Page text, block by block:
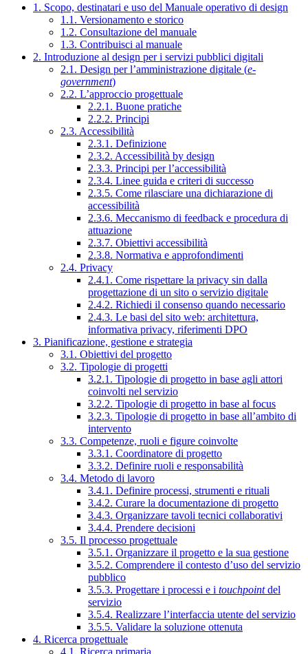
1. Scopo, destinatari e uso del Manuale operativo di design
1.1. Versionamento e storico
1.2. Consultazione del manuale
1.3. Contribuisci al manuale
2. Introduzione al design per i servizi pubblici digitali
2.1. Design per l’amministrazione digitale (e-
government)
2.2. L’approccio progettuale
2.2.1. Buone pratiche
2.2.2. Principi
2.3. Accessibilità
2.3.1. Definizione
2.3.2. Accessibilità by design
2.3.3. Principi per l’accessibilità
2.3.4. Linee guida e criteri di successo
2.3.5. Come rilasciare una dichiarazione di
accessibilità
2.3.6. Meccanismo di feedback e procedura di
attuazione
2.3.7. Obiettivi accessibilità
2.3.8. Normativa e approfondimenti
2.4. Privacy
2.4.1. Come rispettare la privacy sin dalla
progettazione di un sito o servizio digitale
2.4.2. Richiedi il consenso quando necessario
2.4.3. Le basi del sito web: architettura,
informativa privacy, riferimenti DPO
3. Pianificazione, gestione e strategia
3.1. Obiettivi del progetto
3.2. Tipologie di progetti
3.2.1. Tipologie di progetto in base agli attori
coinvolti nel servizio
3.2.2. Tipologie di progetto in base al focus
3.2.3. Tipologie di progetto in base all’ambito di
intervento
3.3. Competenze, ruoli e figure coinvolte
3.3.1. Coordinatore di progetto
3.3.2. Definire ruoli e responsabilità
3.4. Metodo di lavoro
3.4.1. Definire processi, strumenti e rituali
3.4.2. Curare la documentazione di progetto
3.4.3. Organizzare tavoli tecnici collaborativi
3.4.4. Prendere decisioni
3.5. Il processo progettuale
3.5.1. Organizzare il progetto e la sua gestione
3.5.2. Comprendere il contesto d’uso del servizio
pubblico
3.5.3. Progettare i processi e i touchpointdel
servizio
3.5.4. Realizzare l’interfaccia utente del servizio
3.5.5. Validare la soluzione ottenuta
4. Ricerca progettuale
4.1. Ricerca primaria